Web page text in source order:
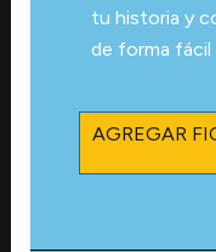
tu historia y
de forma fácil
AGREGAR